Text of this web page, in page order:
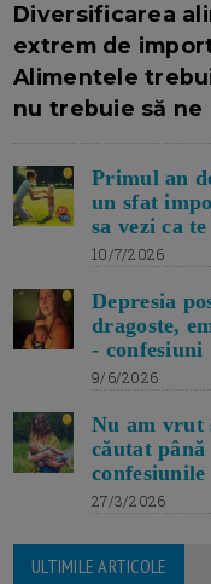
Diversificarea
extrem de
Alimentele
nu trebuie să ne
Primul an
un sfat
sa vezi ca
10/7/2026
Depresia
dragoste,
- confesiuni
9/6/2026
Nu am vrut
căutat
confesiunile
27/3/2026
ULTIMILE ARTICOLE